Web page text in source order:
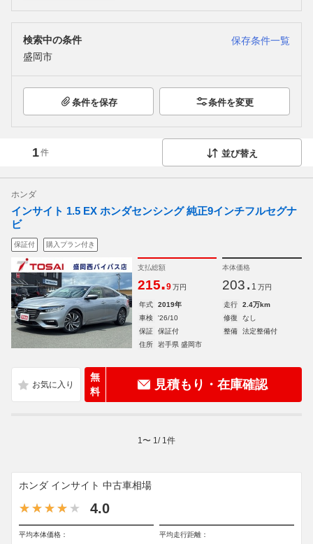
検索中の条件
保存条件一覧
盛岡市
条件を保存 条件を変更
1件 並び替え
ホンダ
インサイト 1.5 EX ホンダセンシング 純正9インチフルセグナ
ビ
保証付 購入プラン付き
支払総額
215.9 万円
本体価格
203. 1 万円
年式 2019年 走行
2.4万km
車検
'26/10 修復
なし
保証
保証付 整備
法定整備付
住所
岩手県 盛岡市
無
料
見積もり・在庫確認
1 〜 1 / 1 件
ホンダ インサイト 中古車相場
4.0
平均本体価格： 平均走行距離：